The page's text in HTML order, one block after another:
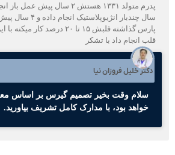
پدرم متولد ۱۳۳۱ هستش ۲ سال پیش عمل باز
سال چندبار انژیوپلاستیک انجام
پارس گذاشته قلبش ۱۵ تا ۲۰ درصد کار میکنه
انجام داد با تشکر
دکتر خلیل فروزان نیا
سلام وقت بخیر تصمیم گیرس بر اساس معاینه و
خواهد بود، با مدارک کامل تشریف بیاورید.